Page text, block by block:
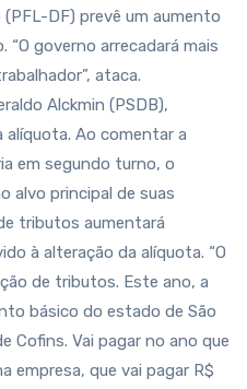
(PFL-DF) prevê um aumento
governo arrecadará mais
ataca.
Alckmin (PSDB),
alíquota. Ao comentar a
em segundo turno, o
alvo principal de suas
tributos aumentará
à alteração da alíquota. “O
de tributos. Este ano, a
básico do estado de São
Cofins. Vai pagar no ano que
empresa, que vai pagar R$